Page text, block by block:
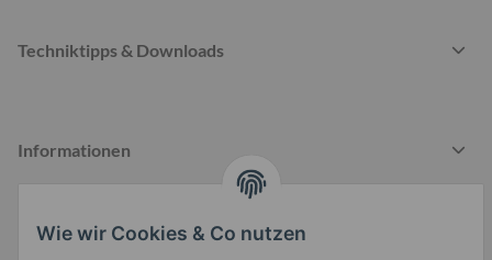
Techniktipps & Downloads
Informationen
Wie wir Cookies & Co nutzen